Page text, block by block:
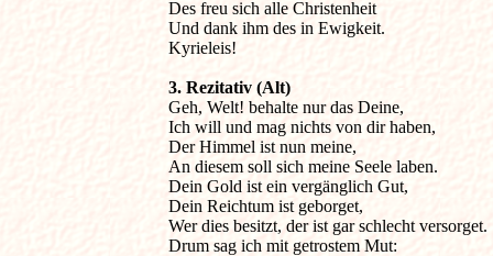
Des freu sich alle Christenheit
Und dank ihm des in Ewigkeit.
Kyrieleis!
3. Rezitativ (Alt)
Geh, Welt! behalte nur das Deine,
Ich will und mag nichts von dir haben,
Der Himmel ist nun meine,
An diesem soll sich meine Seele laben.
Dein Gold ist ein vergänglich Gut,
Dein Reichtum ist geborget,
Wer dies besitzt, der ist gar schlecht versorget.
Drum sag ich mit getrostem Mut: